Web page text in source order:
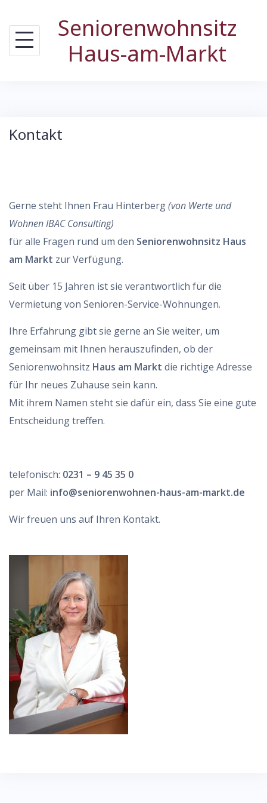
content
Seniorenwohnsitz
Haus-am-Markt
Kontakt
Gerne steht Ihnen Frau Hinterberg(von Werte und
Wohnen IBAC Consulting)
für alle Fragen rund um den Seniorenwohnsitz Haus
am Markt zur Verfügung.
Seit über 15 Jahren ist sie verantwortlich für die
Vermietung von Senioren-Service-Wohnungen.
Ihre Erfahrung gibt sie gerne an Sie weiter, um
gemeinsam mit Ihnen herauszufinden, ob der
Seniorenwohnsitz Haus am Markt die richtige Adresse
für Ihr neues Zuhause sein kann.
Mit ihrem Namen steht sie dafür ein, dass Sie eine gute
Entscheidung treffen.
telefonisch: 0231 – 9 45 35 0
per Mail: info@seniorenwohnen-haus-am-markt.de
Wir freuen uns auf Ihren Kontakt.